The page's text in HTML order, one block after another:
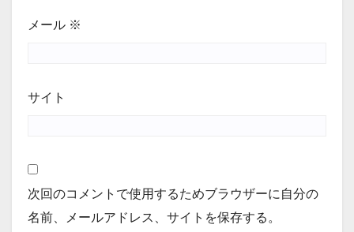
メール ※
サイト
次回のコメントで使用するためブラウザーに自分の
名前、メールアドレス、サイトを保存する。